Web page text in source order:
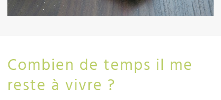
Combien de temps il me
reste à vivre ?